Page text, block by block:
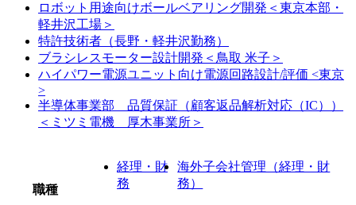
ロボット用途向けボールベアリング開発＜東京本部・
軽井沢工場＞
特許技術者（長野・軽井沢勤務）
ブラシレスモーター設計開発＜鳥取 米子＞
ハイパワー電源ユニット向け電源回路設計/評価 <東京
>
半導体事業部 品質保証（顧客返品解析対応（IC））
＜ミツミ電機 厚木事業所＞
職種
経理・財
務
海外子会社管理（経理・財
務）